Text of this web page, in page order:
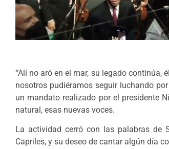
“Alí no aró en el mar, su legado continúa,
nosotros pudiéramos seguir luchando
un mandato realizado por el presidente
natural, esas nuevas voces.
La actividad cerró con las palabras de
Capriles, y su deseo de cantar algún día